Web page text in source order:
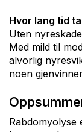
Hvor lang tid
Uten
Med mild til
alvorlig
noen
Rabdomyolyse